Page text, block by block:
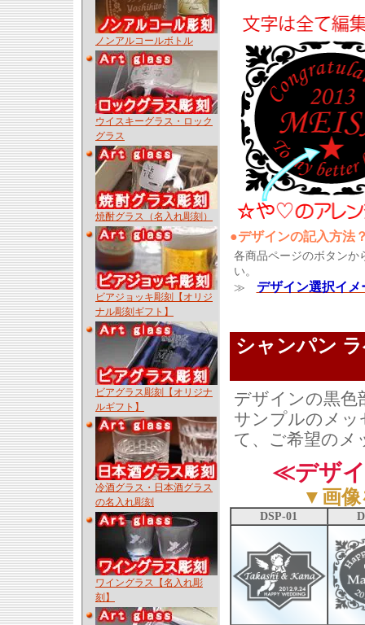
ノンアルコールボトル
ウイスキーグラス・ロック
グラス
焼酎グラス（名入れ彫刻）
ビアジョッキ彫刻【オリジ
ナル彫刻ギフト】
ビアグラス彫刻【オリジナ
ルギフト】
冷酒グラス・日本酒グラス
の名入れ彫刻
ワイングラス【名入れ彫
刻】
●デザインの記入方法
各商品ページのボタンか
い。
≫ デザイン選択イメ
シャンパン
デザインの黒色
サンプルのメッ
て、ご希望のメ
≪デザ
▼画像
DSP-01